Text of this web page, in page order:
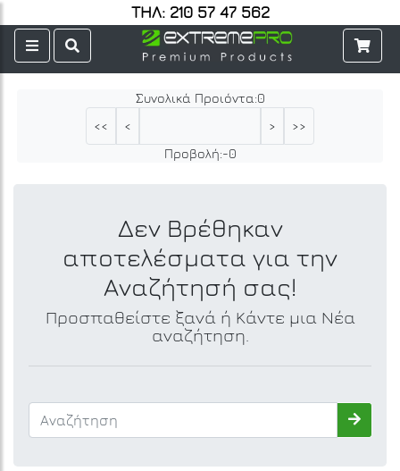
ΤΗΛ: 210 57 47 562
Συνολικά Προιόντα:0
<<
< >
>>
Προβολή:-0
Δεν Βρέθηκαν
αποτελέσματα για την
Αναζήτησή σας!
Προσπαθείστε ξανά ή Κάντε μια Νέα
αναζήτηση.